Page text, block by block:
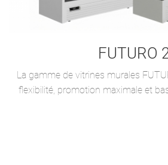
FUTURO
La gamme de vitrines murales
flexibilité, promotion maximale et